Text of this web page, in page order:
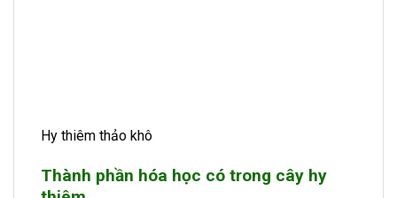
Hy thiêm thảo khô
Thành phần hóa học có trong cây hy